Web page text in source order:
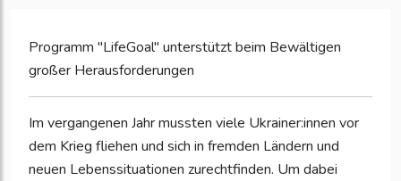
Programm "LifeGoal" unterstützt beim Bewältigen
großer Herausforderungen
Im vergangenen Jahr mussten viele Ukrainer:innen vor
dem Krieg fliehen und sich in fremden Ländern und
neuen Lebenssituationen zurechtfinden. Um dabei